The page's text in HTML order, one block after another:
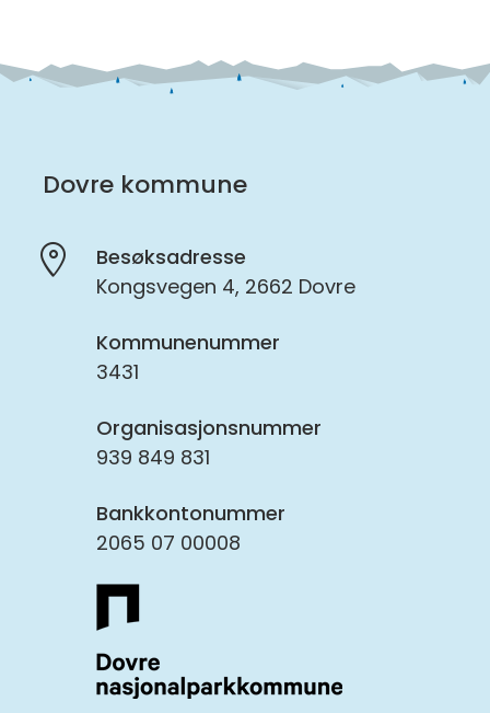
Dovre kommune
Besøksadresse
Kongsvegen 4, 2662 Dovre
Kommunenummer
3431
Organisasjonsnummer
939 849 831
Bankkontonummer
2065 07 00008